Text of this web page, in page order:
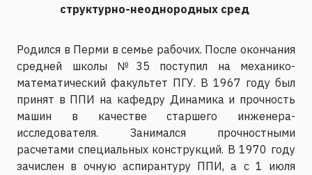
структурно-неоднородных сред
Родился в Перми в семье рабочих. После окончания
средней школы №35 поступил на механико-
математический факультет ПГУ. В 1967 году был
принят в ППИ на кафедру Динамика и прочность
машин в качестве старшего инженера-
исследователя. Занимался прочностными
расчетами специальных конструкций. В 1970 году
зачислен в очную аспирантуру ППИ, а с 1 июля